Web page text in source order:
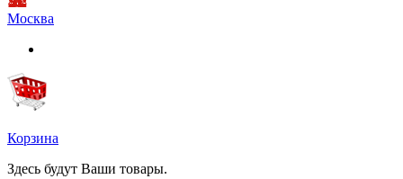
Москва
Корзина
Здесь будут Ваши товары.